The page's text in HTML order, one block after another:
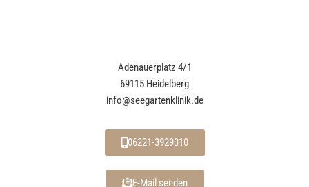
Adenauerplatz 4/1
69115 Heidelberg
info@seegartenklinik.de
06221-3929310
E-Mail senden